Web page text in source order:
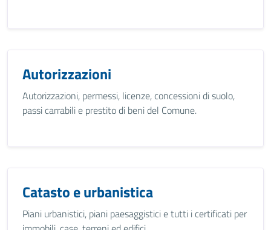
Autorizzazioni
Autorizzazioni, permessi, licenze, concessioni di suolo,
passi carrabili e prestito di beni del Comune.
Catasto e urbanistica
Piani urbanistici, piani paesaggistici e tutti i certificati per